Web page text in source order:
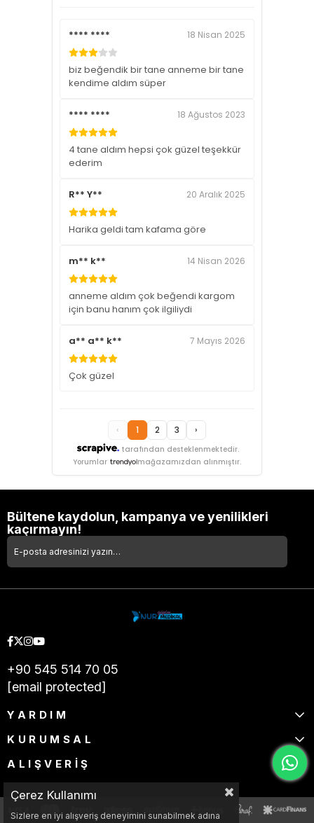
**** **** 18 Nisan 2025
biz beğendik bir tane anneme bir tane
kendime aldım süper
**** **** 18 Ağustos 2023
4 tane aldım hepsi çok güzel teşekkür
ederim
R** Y** 20 Aralık 2025
Harika geldi tam kafama göre
m** k** 14 Nisan 2026
anneme aldım çok beğendi kargom
için banu hanım çok ilgiliydi
a** a** k** 7 Mayıs 2026
Çok güzel
tarafından desteklenmektedir.
‹ 1 2 3 ›
Yorumlar mağazamızdan alınmıştır.
Bültene kaydolun, kampanya ve yenilikleri
kaçırmayın!
+90 545 514 70 05
[email protected]
YARDIM
KURUMSAL
ALIŞVERİŞ
Çerez Kullanımı
Sizlere en iyi alışveriş deneyimini sunabilmek adına